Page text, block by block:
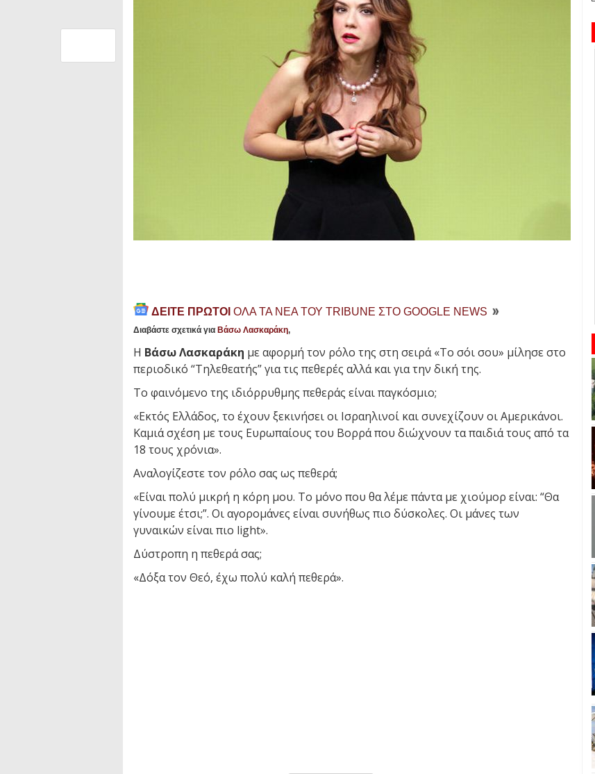
ΔΕΙΤΕ ΠΡΩΤΟΙ ΟΛΑ ΤΑ ΝΕΑ ΤΟΥ TRIBUNE ΣΤΟ GOOGLE NEWS
Διαβάστε σχετικά για Βάσω Λασκαράκη,
Η Βάσω Λασκαράκη με αφορμή τον ρόλο της στη σειρά «Το σόι σου» μίλησε στο
περιοδικό “Τηλεθεατής” για τις πεθερές αλλά και για την δική της.
Το φαινόμενο της ιδιόρρυθμης πεθεράς είναι παγκόσμιο;
«Εκτός Ελλάδος, το έχουν ξεκινήσει οι Ισραηλινοί και συνεχίζουν οι Αμερικάνοι.
Καμιά σχέση με τους Ευρωπαίους του Βορρά που διώχνουν τα παιδιά τους από τα
18 τους χρόνια».
Αναλογίζεστε τον ρόλο σας ως πεθερά;
«Είναι πολύ μικρή η κόρη μου. Το μόνο που θα λέμε πάντα με χιούμορ είναι: “Θα
γίνουμε έτσι;”. Οι αγορομάνες είναι συνήθως πιο δύσκολες. Οι μάνες των
γυναικών είναι πιο light».
Δύστροπη η πεθερά σας;
«Δόξα τον Θεό, έχω πολύ καλή πεθερά».